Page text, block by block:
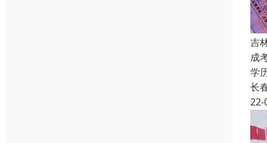
吉
成
学
长
22-